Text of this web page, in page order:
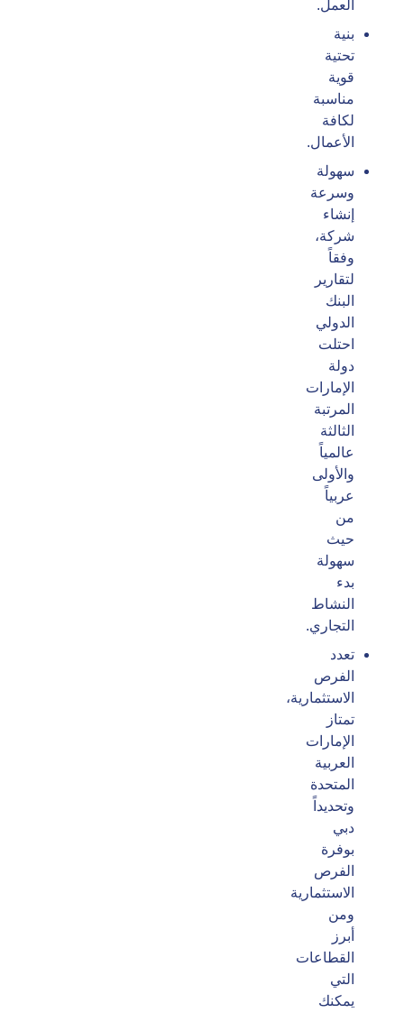
العمل.
بنية
تحتية
قوية
مناسبة
لكافة
الأعمال.
سهولة
وسرعة
إنشاء
شركة،
وفقاً
لتقارير
البنك
الدولي
احتلت
دولة
الإمارات
المرتبة
الثالثة
عالمياً
والأولى
عربياً
من
حيث
سهولة
بدء
النشاط
التجاري.
تعدد
الفرص
الاستثمارية،
تمتاز
الإمارات
العربية
المتحدة
وتحديداً
دبي
بوفرة
الفرص
الاستثمارية
ومن
أبرز
القطاعات
التي
يمكنك